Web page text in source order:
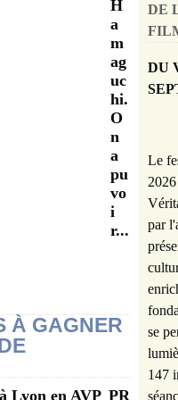
H
a
m
ag
uc
hi.
O
n
a
pu
vo
i
r...
À GAGNER
PR
DE
DU
Le
par
se
147